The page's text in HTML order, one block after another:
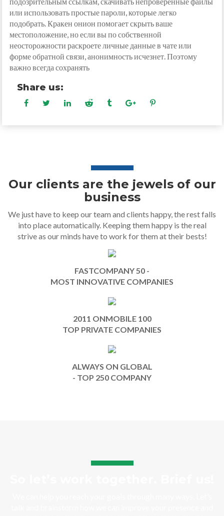
или использовать простые пароли, которые легко
подобрать. Кракен онион помогает скрыть ваше
местоположение, но если вы по собственной
неосторожности раскроете личные данные в чате или
форме обратной связи, анонимность исчезнет. Поэтому
важно всегда сохранять
Share us:
Our clients are the jewels of our
business
We just have to keep our team and clients happy, the rest falls
into place automatically. Keeping them happy is the real
strive as our minds have to work for them at their bests!
FASTCOMPANY 50 -
MOST INNOVATIVE COMPANIES
2011 ONMOBILE 100
TOP PRIVATE COMPANIES
ALWAYS ON GLOBAL
- TOP 250 COMPANY